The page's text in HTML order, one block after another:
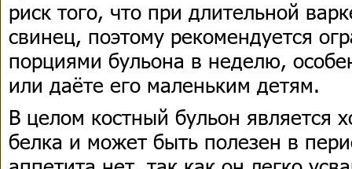
риск того, что при длительной
свинец, поэтому рекомендуется
порциями бульона в неделю,
или даёте его маленьким детям.
В целом костный бульон является
белка и может быть полезен в